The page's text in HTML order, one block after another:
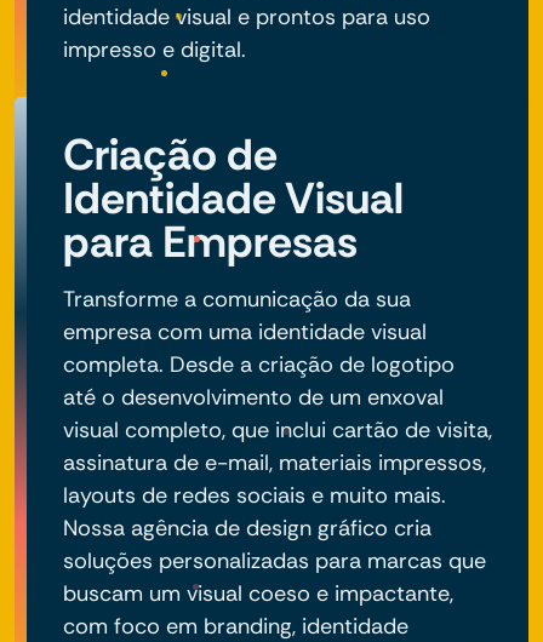
identidade visual e prontos para uso
impresso e digital.
Criação de
Identidade Visual
para Empresas
Transforme a comunicação da sua
empresa com uma identidade visual
completa. Desde a criação de logotipo
até o desenvolvimento de um enxoval
visual completo, que inclui cartão de visita,
assinatura de e-mail, materiais impressos,
layouts de redes sociais e muito mais.
Nossa agência de design gráfico cria
soluções personalizadas para marcas que
buscam um visual coeso e impactante,
com foco em branding, identidade